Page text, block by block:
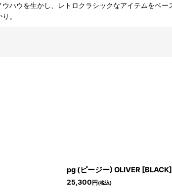
ハウを生かし、レトロクラシックなアイテムをベ
。
pg (ピージー) OLIVER [BLACK]
25,300円(税込)